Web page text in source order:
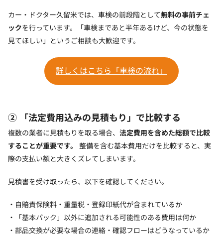
カー・ドクター久留米では、車検の前段階として無料の事前チェ
ックを行っています。「車検まであと半年あるけど、今の状態を
見てほしい」というご相談も大歓迎です。
詳しくはこちら「車検の流れ」
② 「法定費用込みの見積もり」で比較する
複数の業者に見積もりを取る場合、 法定費用を含めた総額で比較
することが重要です。
整備を含む基本費用だけを比較すると、実
際の支払い額と大きくズレてしまいます。
見積書を受け取ったら、以下を確認してください。
自賠責保険料・重量税・登録印紙代が含まれているか
「基本パック」以外に追加される可能性のある費用は何か
部品交換が必要な場合の連絡・確認フローはどうなっているか